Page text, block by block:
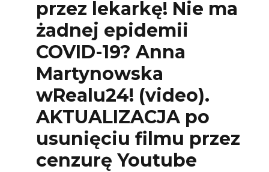
przez lekarkę! Nie ma
żadnej epidemii
COVID-19? Anna
Martynowska
wRealu24! (video).
AKTUALIZACJA po
usunięciu filmu przez
cenzurę Youtube